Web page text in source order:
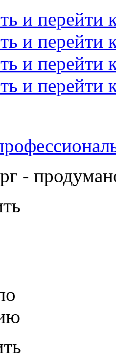
и перейти
и перейти
и перейти
и перейти
-